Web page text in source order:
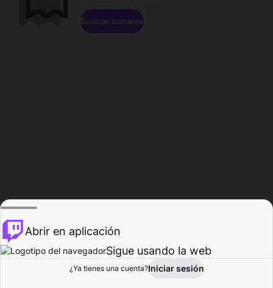
Explorar Actividad
Buscar canales
Abrir en aplicación
Sigue usando la web
¿Ya tienes una cuenta?Iniciar sesión